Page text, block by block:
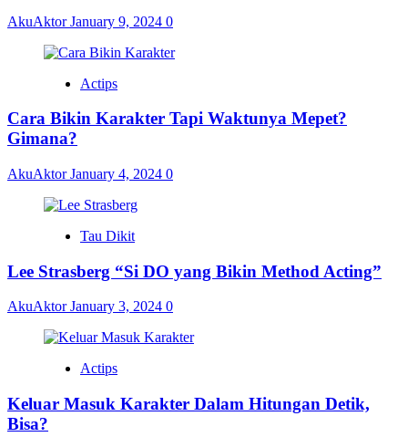
AkuAktorJanuary 9, 2024 0
Actips
Cara Bikin Karakter Tapi Waktunya Mepet?
Gimana?
AkuAktorJanuary 4, 2024 0
Tau Dikit
Lee Strasberg “Si DO yang Bikin Method Acting”
AkuAktorJanuary 3, 2024 0
Actips
Keluar Masuk Karakter Dalam Hitungan Detik,
Bisa?